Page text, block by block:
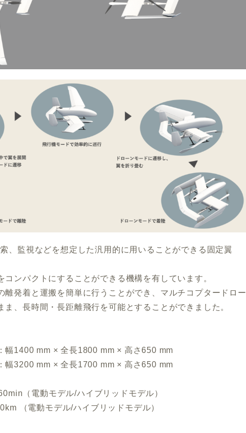
、監視などを想定した汎用的に用いることができる固定翼
ンパクトにすることができる機構を有しています。
離発着と運搬を簡単に行うことができ、マルチコプタードロー
ま、長時間・長距離飛行を可能とすることができました。
1400 mm × 全長1800 mm × 高さ650 mm
幅3200 mm × 全長1700 mm × 高さ650 mm
（電動モデル/ハイブリッドモデル）
（電動モデル/ハイブリッドモデル）